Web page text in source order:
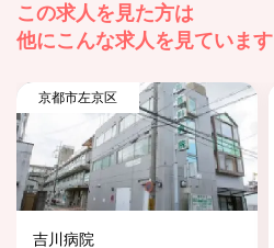
この求人を見た方は
他にこんな求人を見ています
京都市左京区
吉川病院